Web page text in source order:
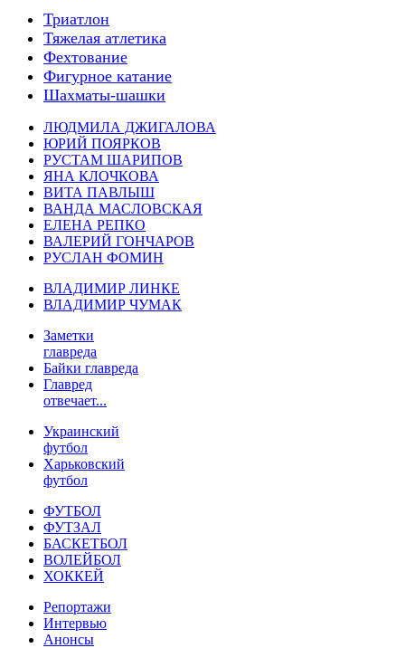
Триатлон
Тяжелая атлетика
Фехтование
Фигурное катание
Шахматы-шашки
ЛЮДМИЛА ДЖИГАЛОВА
ЮРИЙ ПОЯРКОВ
РУСТАМ ШАРИПОВ
ЯНА КЛОЧКОВА
ВИТА ПАВЛЫШ
ВАНДА МАСЛОВСКАЯ
ЕЛЕНА РЕПКО
ВАЛЕРИЙ ГОНЧАРОВ
РУСЛАН ФОМИН
ВЛАДИМИР ЛИНКЕ
ВЛАДИМИР ЧУМАК
Заметки
главреда
Байки главреда
Главред
отвечает...
Украинский
футбол
Харьковский
футбол
ФУТБОЛ
ФУТЗАЛ
БАСКЕТБОЛ
ВОЛЕЙБОЛ
ХОККЕЙ
Репортажи
Интервью
Анонсы